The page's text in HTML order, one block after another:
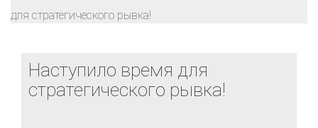
для стратегического рывка!
Наступило время для
стратегического рывка!